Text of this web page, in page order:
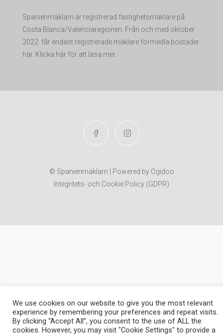
Spanienmäklarn är registrerad fastighetsmäklare på
Costa Blanca/Valenciaregionen. Från och med oktober
2022 får endast registrerade mäklare förmedla bostäder
här. Klicka här för att läsa mer.
© Spanienmäklarn | Powered by Ogidoo
Integritets- och Cookie Policy (GDPR)
Kontakta mig Satu
Järlbrink,
registrerad
satu@spanienmaklarn.se
We use cookies on our website to give you the most relevant
experience by remembering your preferences and repeat visits.
By clicking “Accept All”, you consent to the use of ALL the
cookies. However, you may visit "Cookie Settings" to provide a